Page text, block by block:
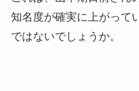
知名度が確実に上がって
ではないでしょうか。